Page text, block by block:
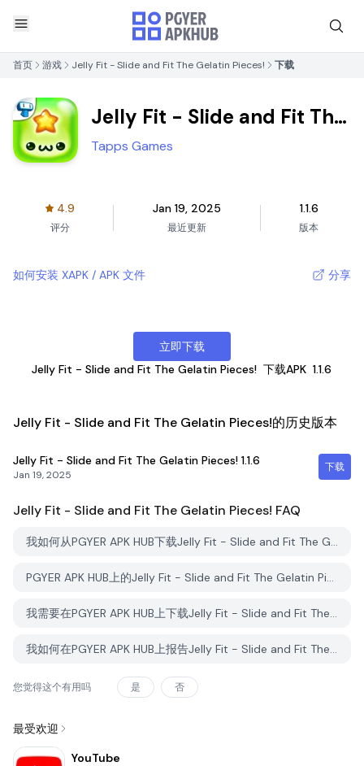
首页 游戏 Jelly Fit - Slide and Fit The Gelatin Pieces! 下载
Jelly Fit - Slide and Fit The
Gelatin Pieces!
Tapps Games
4.9
评分
Jan 19, 2025
最近更新
1.1.6
版本
如何安装 XAPK / APK 文件 分享
立即下载
Jelly Fit - Slide and Fit The Gelatin Pieces! 下载APK 1.1.6
Jelly Fit - Slide and Fit The Gelatin Pieces!的历史版本
Jelly Fit - Slide and Fit The Gelatin Pieces! 1.1.6
Jan 19, 2025
下载
Jelly Fit - Slide and Fit The Gelatin Pieces! FAQ
我如何从PGYER APK HUB下载Jelly Fit - Slide and Fit The Gelatin Pieces!？
PGYER APK HUB上的Jelly Fit - Slide and Fit The Gelatin Pieces!免费下载吗？
我需要在PGYER APK HUB上下载Jelly Fit - Slide and Fit The Gelatin Pieces!时需要账户吗？
我如何在PGYER APK HUB上报告Jelly Fit - Slide and Fit The Gelatin Pieces!的问题？
您觉得这个有用吗 是 否
最受欢迎
YouTube